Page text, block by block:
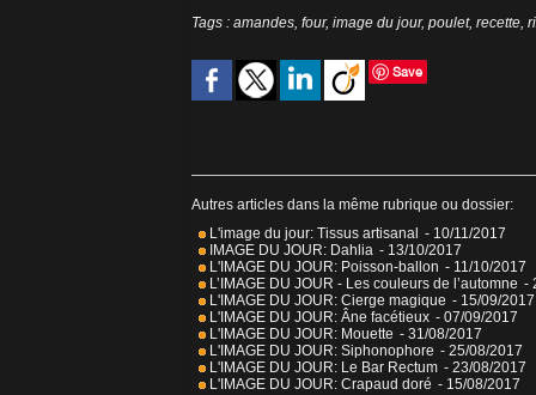
Tags : amandes, four, image du jour, poulet, recette,
Save
Autres articles dans la même rubrique ou dossier:
L'image du jour: Tissus artisanal - 10/11/2017
IMAGE DU JOUR: Dahlia - 13/10/2017
L'IMAGE DU JOUR: Poisson-ballon - 11/10/2017
L’IMAGE DU JOUR - Les couleurs de l’automne -
L'IMAGE DU JOUR: Cierge magique - 15/09/2017
L'IMAGE DU JOUR: Âne facétieux - 07/09/2017
L'IMAGE DU JOUR: Mouette - 31/08/2017
L'IMAGE DU JOUR: Siphonophore - 25/08/2017
L'IMAGE DU JOUR: Le Bar Rectum - 23/08/2017
L'IMAGE DU JOUR: Crapaud doré - 15/08/2017